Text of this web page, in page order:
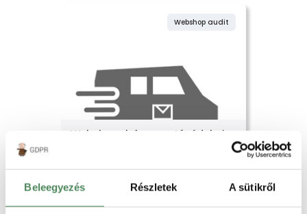
Beleegyezés Részletek A sütikről
Webshop audit
Webshopok fogyasztóvédelmi
Jogszabályi háttér – hogyan kell
tájékoztatni a szállítási és fizetési